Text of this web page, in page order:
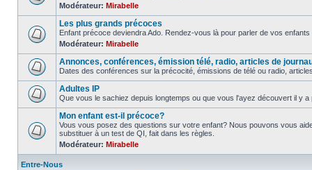
Modérateur: Mirabelle
Les plus grands précoces
Enfant précoce deviendra Ado. Rendez-vous là pour parler de vos
Modérateur: Mirabelle
Annonces, conférences, émission télé, radio, articles de
Dates des conférences sur la précocité, émissions de télé ou radio,
Adultes IP
Que vous le sachiez depuis longtemps ou que vous l'ayez découvert il y
Mon enfant est-il précoce?
Vous vous posez des questions sur votre enfant? Nous pouvons vous
substituer à un test de QI, fait dans les règles.
Modérateur: Mirabelle
Entre-Nous